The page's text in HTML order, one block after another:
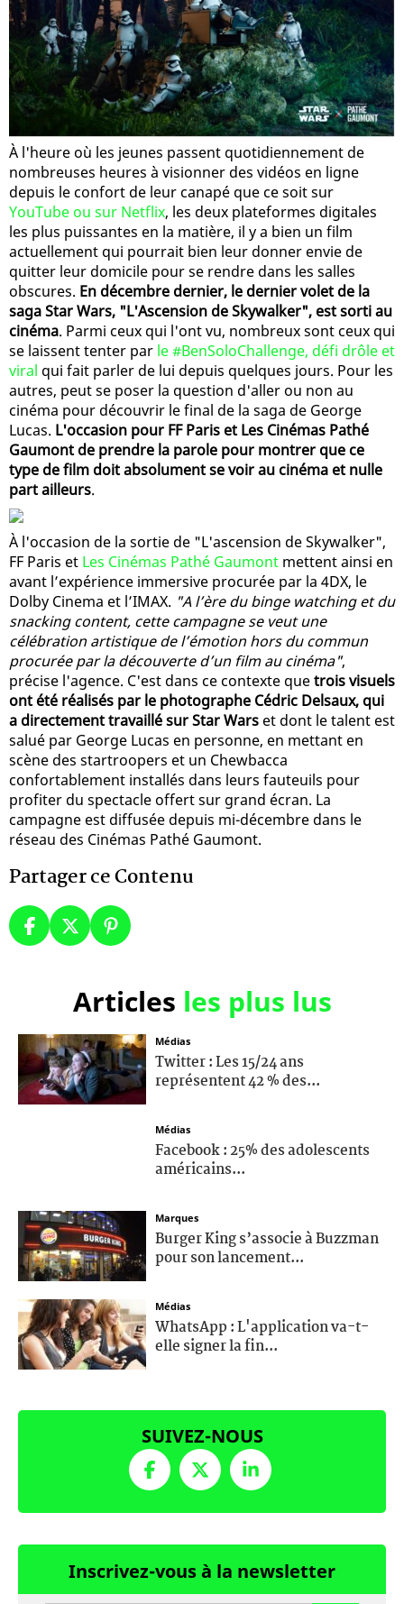
À l'heure où les jeunes passent quotidiennement de
nombreuses heures à visionner des vidéos en ligne
depuis le confort de leur canapé que ce soit sur
YouTube ou sur Netflix, les deux plateformes digitales
les plus puissantes en la matière, il y a bien un film
actuellement qui pourrait bien leur donner envie de
quitter leur domicile pour se rendre dans les salles
obscures. En décembre dernier, le dernier volet de la
saga Star Wars, "L'Ascension de Skywalker", est sorti au
cinéma. Parmi ceux qui l'ont vu, nombreux sont ceux qui
se laissent tenter par le #BenSoloChallenge, défi drôle et
viral qui fait parler de lui depuis quelques jours. Pour les
autres, peut se poser la question d'aller ou non au
cinéma pour découvrir le final de la saga de George
Lucas. L'occasion pour FF Paris et Les Cinémas Pathé
Gaumont de prendre la parole pour montrer que ce
type de film doit absolument se voir au cinéma et nulle
part ailleurs.
À l'occasion de la sortie de "L'ascension de Skywalker",
FF Paris et Les Cinémas Pathé Gaumont mettent ainsi en
avant l’expérience immersive procurée par la 4DX, le
Dolby Cinema et l’IMAX. "A l’ère du binge watching et du
snacking content, cette campagne se veut une
célébration artistique de l’émotion hors du commun
procurée par la découverte d’un film au cinéma",
précise l'agence. C'est dans ce contexte quetrois visuels
ont été réalisés par le photographe Cédric Delsaux, qui
a directement travaillé sur Star Wars et dont le talent est
salué par George Lucas en personne, en mettant en
scène des startroopers et un Chewbacca
confortablement installés dans leurs fauteuils pour
profiter du spectacle offert sur grand écran. La
campagne est diffusée depuis mi-décembre dans le
réseau des Cinémas Pathé Gaumont.
Partager ce Contenu
Articles les plus lus
Médias
Twitter : Les 15/24 ans
représentent 42 % des...
Médias
Facebook : 25% des adolescents
américains...
Marques
Burger King s’associe à Buzzman
pour son lancement...
Médias
WhatsApp : L'application va-t-
elle signer la fin...
SUIVEZ-NOUS
Inscrivez-vous à la newsletter